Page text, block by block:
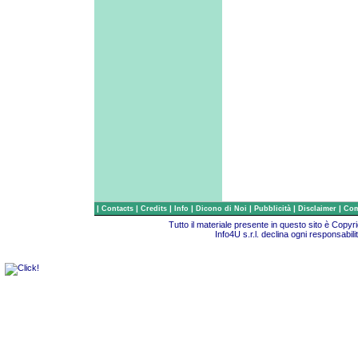
| Contacts | Credits | Info | Dicono di Noi | Pubblicità | Disclaimer |
Tutto il materiale presente in questo sito è
Info4U s.r.l. declina ogni